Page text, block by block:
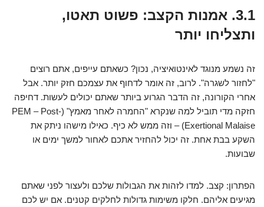
3.1. אמנות הקצב: פשוט תאטו,
ותצליחו יותר
זה נשמע מנוגד לאינטואיציה, נכון? כשאתם עייפים, אתם רוצים
"לחזור לשגרה". לרוב, זה אומר לדחוף את עצמכם חזק יותר. אבל
אחרי הקורונה, זה הדבר הגרוע ביותר שאתם יכולים לעשות. דחיפה
חזקה מדי תוביל למה שנקרא "החמרה לאחר מאמץ" (PEM – Post-
Exertional Malaise) – וזה ממש לא כיף. כאילו מישהו ניתק את
השקע בבת אחת. זה יכול להחזיר אתכם לאחור למשך ימים או
שבועות.
הפתרון: קצב. למדו לזהות את הגבולות שלכם ולעצור לפני שאתם
מגיעים אליהם. חלקו משימות גדולות לחלקים קטנים. אם יש לכם